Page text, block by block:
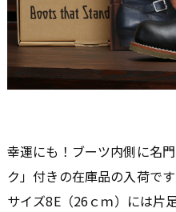
幸運にも！ブーツ内側に名
ク」付きの在庫品の入荷です
サイズ8E（26ｃｍ）には片